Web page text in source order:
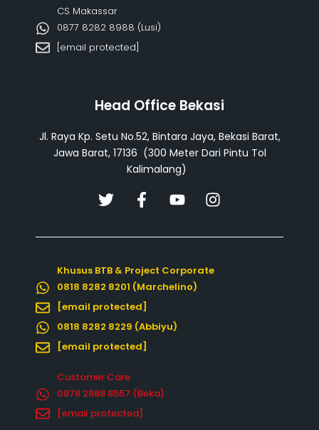
CS Makassar
0877 8282 8988 (Lusi)
[email protected]
Head Office Bekasi
Jl. Raya Kp. Setu No.52, Bintara Jaya, Bekasi Barat,
Jawa Barat, 17136 (300 Meter Dari Pintu Tol
Kalimalang)
T
e
r
F
b
o
o
k
-
f
Y
b
e
I
g
Khusus BTB & Project Corporate
0818 8282 8201 (Marchelino)
[email protected]
0818 8282 8229 (Abbiyu)
[email protected]
Customer Care
0878 2888 8557‬ (Beka)
[email protected]